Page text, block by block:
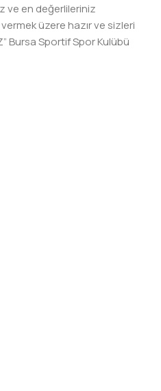
ve en değerlileriniz
üzere hazır ve sizleri
Bursa Sportif Spor Kulübü